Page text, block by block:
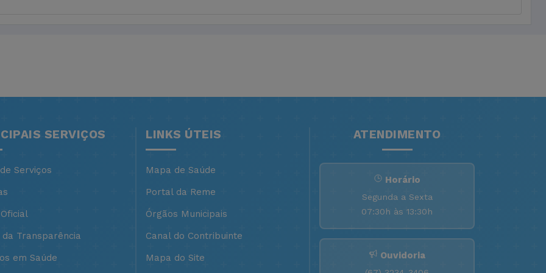
SERVIÇOS
Serviços
Transparência
em Saúde
LINKS ÚTEIS
Mapa de Saúde
Portal da Reme
Órgãos Municipais
Canal do Contribuinte
Mapa do Site
ATENDIMENTO
Horário
Segunda a Sexta
07:30h às 13:30h
Ouvidoria